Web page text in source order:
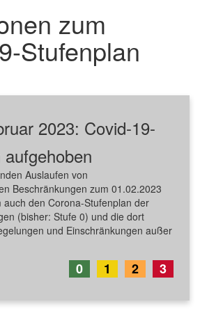
zum
Stufenplan
2023: Covid-19-
Auslaufen von
Beschränkungen zum 01.02.2023
auch den Corona-Stufenplan der
(bisher: Stufe 0) und die dort
und Einschränkungen außer
0 1 2 3